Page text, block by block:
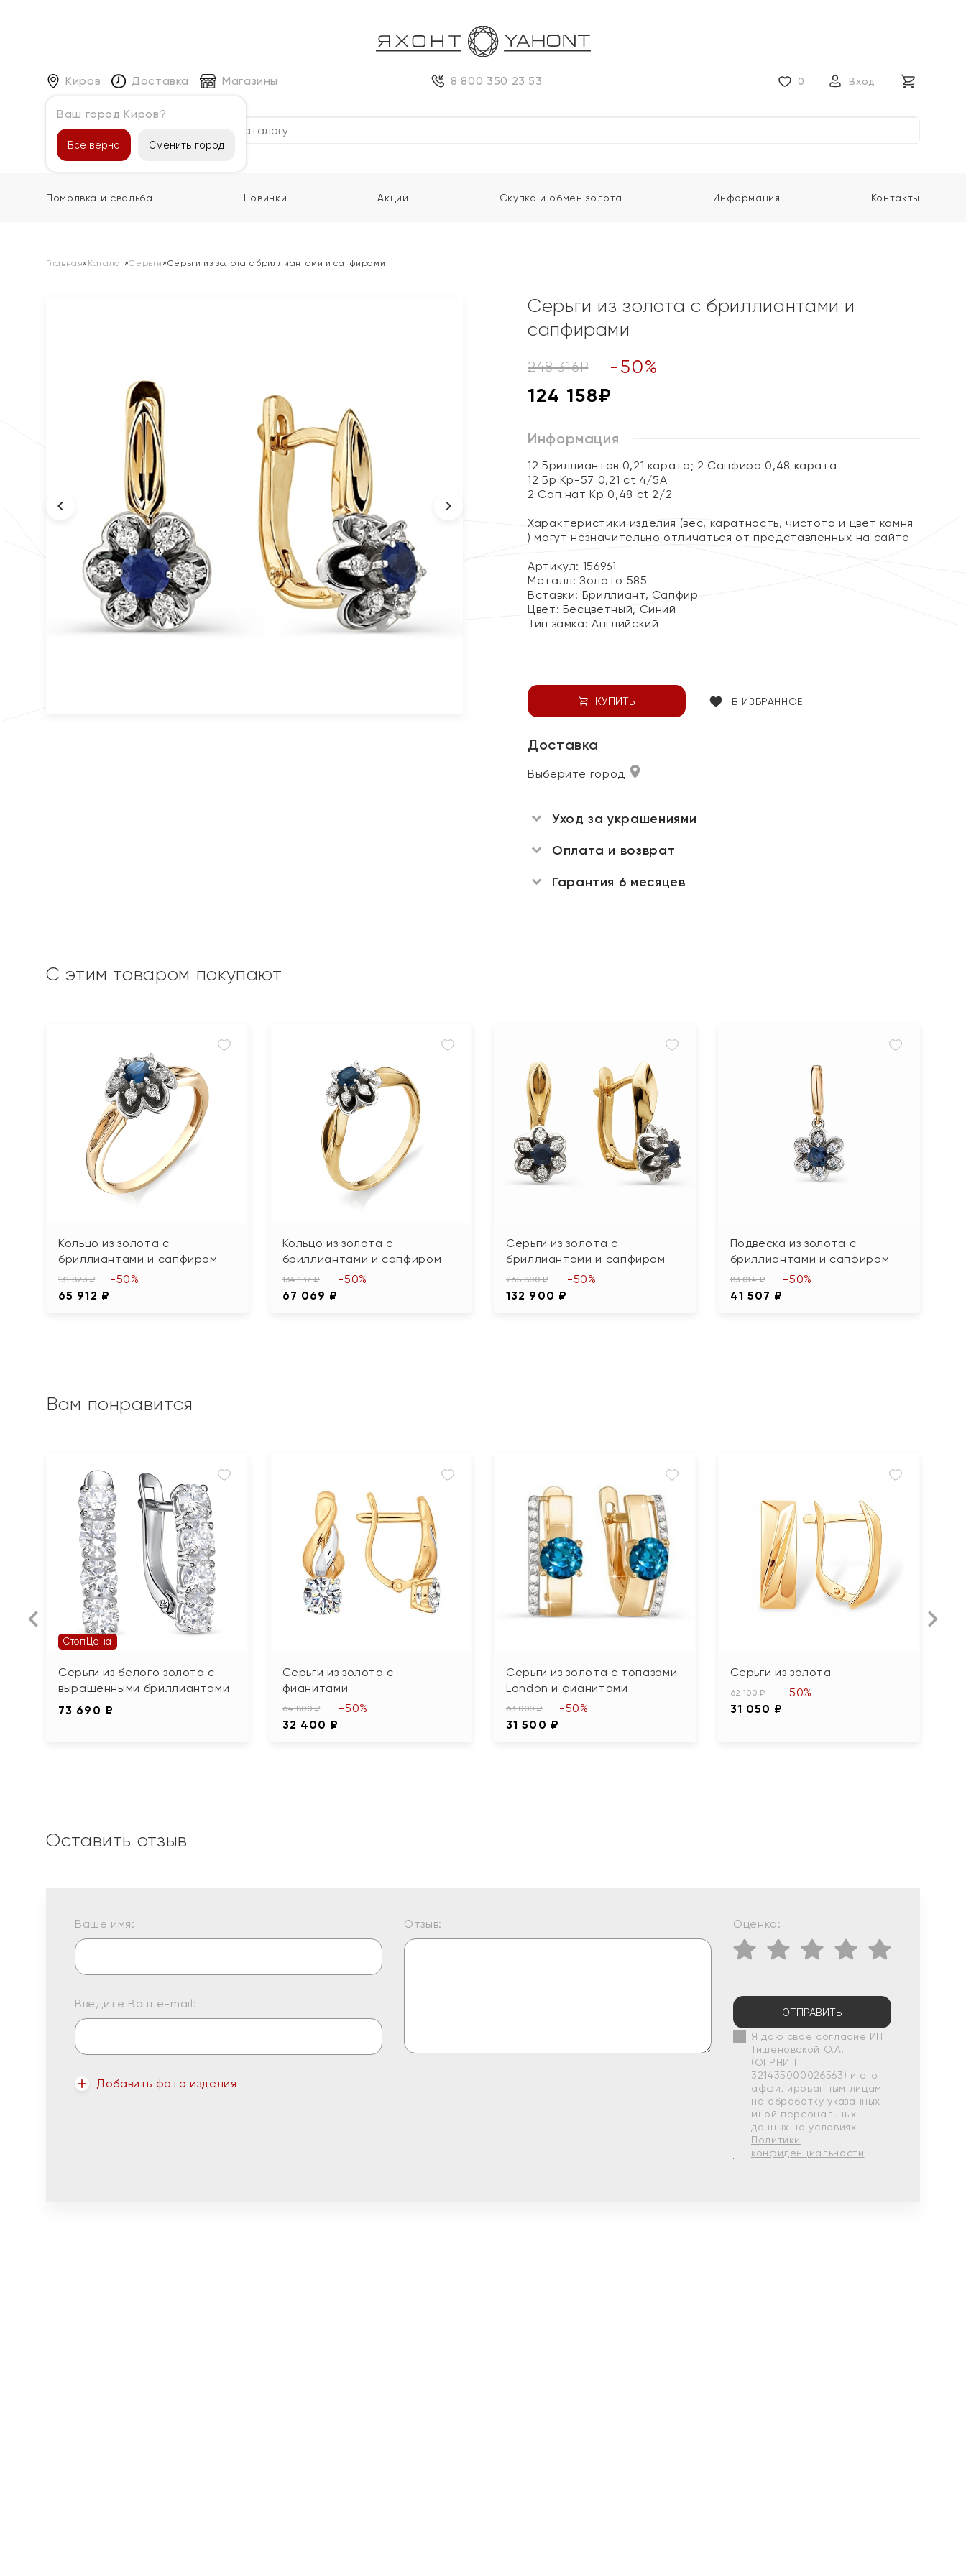
Киров
Ваш город Киров?
Все верно Сменить город
Доставка Магазины 8 800 350 23 53 0 Вход
Каталог
Помолвка и свадьба Новинки Акции Скупка и обмен золота Информация Контакты
Главная» Каталог»Серьги »Серьги из золота с бриллиантами и сапфирами
Серьги из золота с бриллиантами и
сапфирами
248 316₽ -50%
124 158₽
Информация
12 Бриллиантов 0,21 карата; 2 Сапфира 0,48 карата
12 Бр Кр-57 0,21 ct 4/5А
2 Сап нат Кр 0,48 ct 2/2
Характеристики изделия (вес, каратность, чистота и цвет камня
) могут незначительно отличаться от представленных на сайте
Артикул: 156961
Металл:Золото 585
Вставки: Бриллиант, Сапфир
Цвет: Бесцветный, Синий
Тип замка:Английский
КУПИТЬ В ИЗБРАННОЕ
Доставка
Выберите город
Уход за украшениями
Оплата и возврат
Гарантия 6 месяцев
С этим товаром покупают
Кольцо из золота с
бриллиантами и сапфиром
131 823 ₽
65 912 ₽
-50%
Кольцо из золота с
бриллиантами и сапфиром
134 137 ₽
67 069 ₽
-50%
Серьги из золота с
бриллиантами и сапфиром
265 800 ₽
132 900 ₽
-50%
Подвеска из золота с
бриллиантами и сапфиром
83 014 ₽
41 507 ₽
-50%
Вам понравится
СтопЦена
Серьги из белого золота с
выращенными бриллиантами
73 690 ₽
Серьги из золота с
фианитами
64 800 ₽
32 400 ₽
-50%
Серьги из золота с топазами
London и фианитами
63 000 ₽
31 500 ₽
-50%
Серьги из золота
62 100 ₽
31 050 ₽
-50%
Оставить отзыв
Ваше имя:
Введите Ваш e-mail:
Добавить фото изделия
Отзыв: Оценка:
ОТПРАВИТЬ
Я даю свое согласие ИП
Тишеновской О.А.
(ОГРНИП
321435000026563) и его
аффилированным лицам
на обработку указанных
мной персональных
данных на условиях
Политики
конфиденциальности